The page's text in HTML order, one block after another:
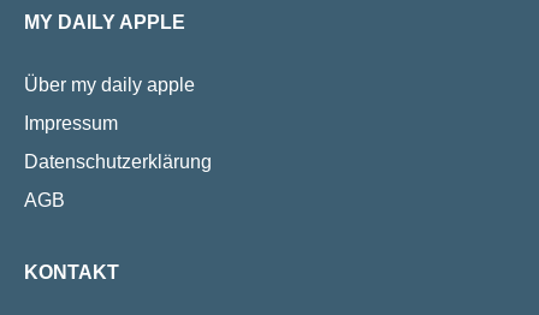
Suchtmedizin gibt Professor Dr. Philip
Medizin Arud Zentrum für
MY DAILY APPLE
Über my daily apple
Impressum
Datenschutzerklärung
AGB
KONTAKT